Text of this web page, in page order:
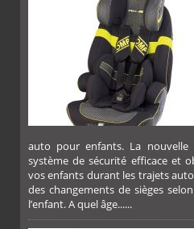
SUR SUR
auto pour enfants. La nouvelle
système de sécurité efficace et
vos enfants durant les trajets
des changements de sièges
l’enfant. A quel âge......